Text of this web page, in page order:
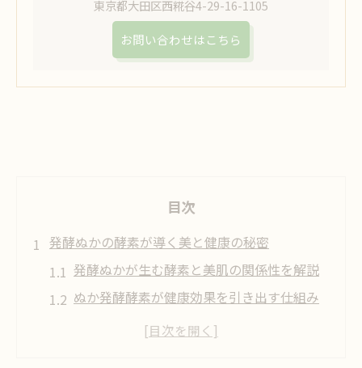
東京都大田区西糀谷4-29-16-1105
お問い合わせはこちら
目次
発酵ぬかの酵素が導く美と健康の秘密
発酵ぬかが生む酵素と美肌の関係性を解説
ぬか発酵酵素が健康効果を引き出す仕組み
米ぬかの酵素がアンチエイジングに役立つ